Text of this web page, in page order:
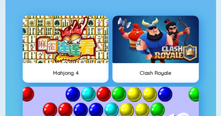
Mahjong 4 Clash Royale